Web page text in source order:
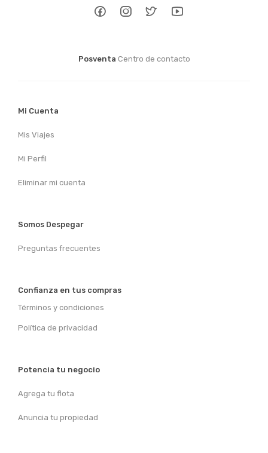
Posventa Centro de contacto
Mi Cuenta
Mis Viajes
Mi Perfil
Eliminar mi cuenta
Somos Despegar
Preguntas frecuentes
Confianza en tus compras
Términos y condiciones
Política de privacidad
Potencia tu negocio
Agrega tu flota
Anuncia tu propiedad